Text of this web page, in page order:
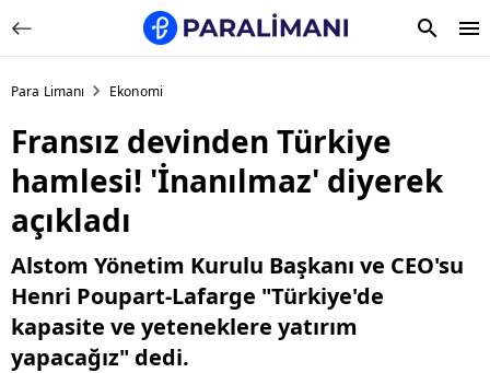
Para Limanı Ekonomi
Fransız devinden Türkiye
hamlesi! 'İnanılmaz' diyerek
açıkladı
Alstom Yönetim Kurulu Başkanı ve CEO'su
Henri Poupart-Lafarge "Türkiye'de
kapasite ve yeteneklere yatırım
yapacağız" dedi.